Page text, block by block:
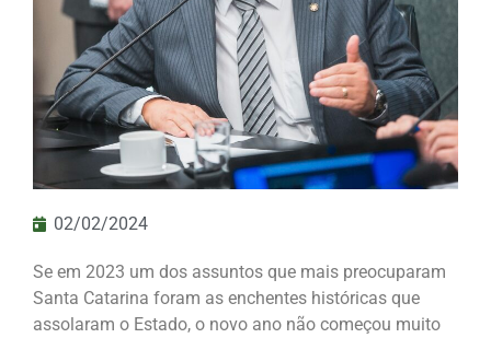
02/02/2024
Se em 2023 um dos assuntos que mais preocuparam
Santa Catarina foram as enchentes históricas que
assolaram o Estado, o novo ano não começou muito